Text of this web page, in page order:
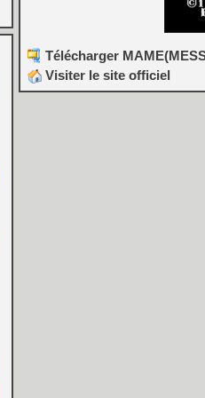
Télécharger
Visiter le site officiel